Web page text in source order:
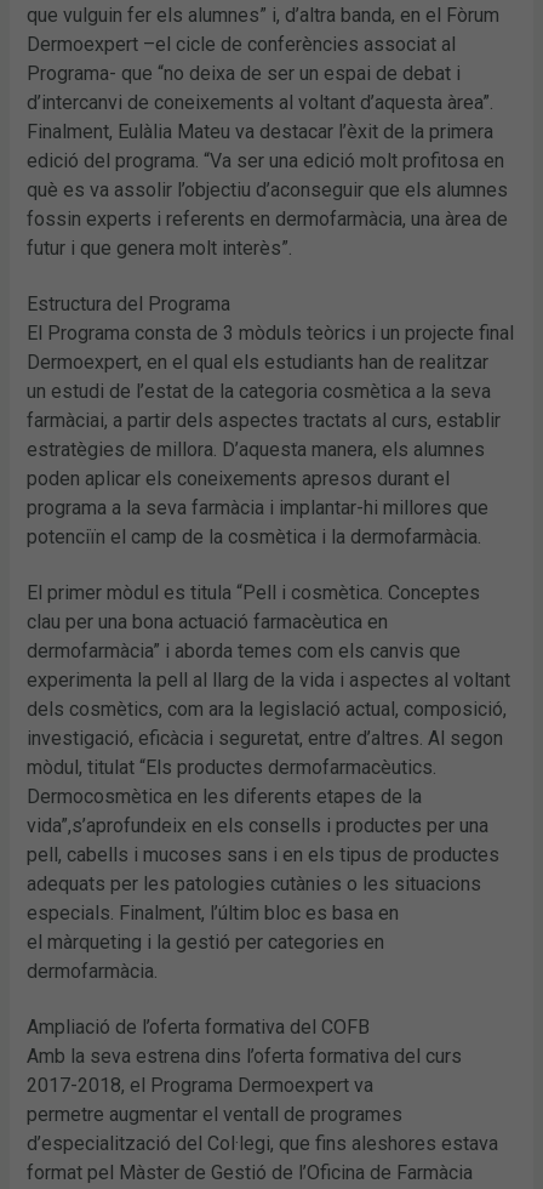
que vulguin fer els alumnes” i, d’altra banda, en el Fòrum
Dermoexpert –el cicle de conferències associat al
Programa- que “no deixa de ser un espai de debat i
d’intercanvi de coneixements al voltant d’aquesta àrea”.
Finalment, Eulàlia Mateu va destacar l’èxit de la primera
edició del programa. “Va ser una edició molt profitosa en
què es va assolir l’objectiu d’aconseguir que els alumnes
fossin experts i referents en dermofarmàcia, una àrea de
futur i que genera molt interès”.
Estructura del Programa
El Programa consta de 3 mòduls teòrics i un projecte final
Dermoexpert, en el qual els estudiants han de realitzar
un estudi de l’estat de la categoria cosmètica a la seva
farmàciai, a partir dels aspectes tractats al curs, establir
estratègies de millora. D’aquesta manera, els alumnes
poden aplicar els coneixements apresos durant el
programa a la seva farmàcia i implantar-hi millores que
potenciïn el camp de la cosmètica i la dermofarmàcia.
El primer mòdul es titula “Pell i cosmètica. Conceptes
clau per una bona actuació farmacèutica en
dermofarmàcia” i aborda temes com els canvis que
experimenta la pell al llarg de la vida i aspectes al voltant
dels cosmètics, com ara la legislació actual, composició,
investigació, eficàcia i seguretat, entre d’altres. Al segon
mòdul, titulat “Els productes dermofarmacèutics.
Dermocosmètica en les diferents etapes de la
vida”,s’aprofundeix en els consells i productes per una
pell, cabells i mucoses sans i en els tipus de productes
adequats per les patologies cutànies o les situacions
especials. Finalment, l’últim bloc es basa en
el màrqueting i la gestió per categories en
dermofarmàcia.
Ampliació de l’oferta formativa del COFB
Amb la seva estrena dins l’oferta formativa del curs
2017-2018, el Programa Dermoexpert va
permetre augmentar el ventall de programes
d’especialització del Col·legi, que fins aleshores estava
format pel Màster de Gestió de l’Oficina de Farmàcia